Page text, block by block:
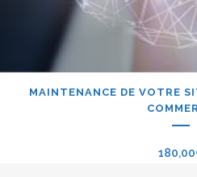
MAINTENANCE DE VOTRE
180,00